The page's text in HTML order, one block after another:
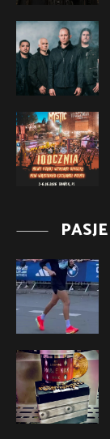
PASJE